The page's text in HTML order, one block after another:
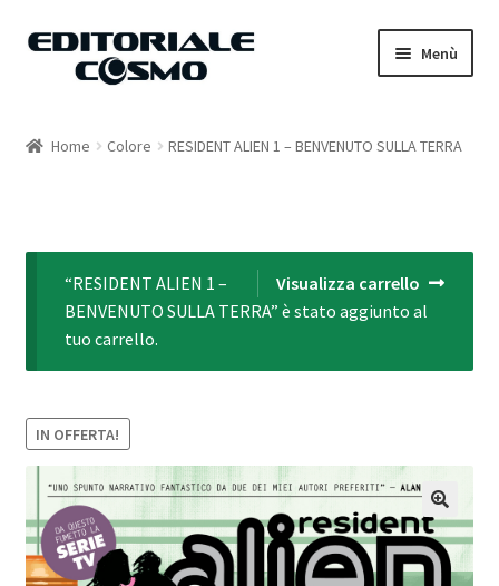
Vai
Vai
Menù
Il mio account
Home Colore RESIDENT ALIEN 1 – BENVENUTO SULLA TERRA
Visualizza carrello
“RESIDENT ALIEN 1 –
BENVENUTO SULLA TERRA” è stato aggiunto al
tuo carrello.
IN OFFERTA!